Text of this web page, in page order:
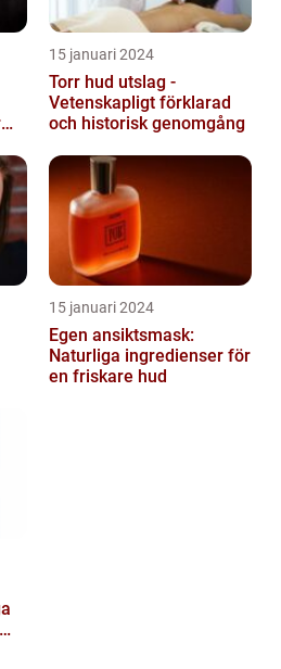
15 januari 2024
Torr hud utslag -
Vetenskapligt förklarad
och historisk genomgång
15 januari 2024
Egen ansiktsmask:
Naturliga ingredienser för
en friskare hud